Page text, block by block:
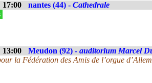
17:00 nantes (44) - Cathedrale
13:00 Meudon (92) - auditorium Marcel
la Fédération des Amis de l’orgue